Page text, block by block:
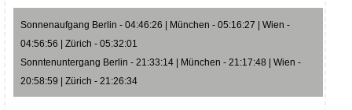
Sonnenaufgang Berlin - 04:46:26 | München - 05:16:27 | Wien -
04:56:56 | Zürich - 05:32:01
Sonntenuntergang Berlin - 21:33:14 | München - 21:17:48 | Wien -
20:58:59 | Zürich - 21:26:34